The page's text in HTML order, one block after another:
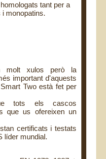
tant per a
monopatins.
molt xulos però la
important d'aquests
Two està fet per
tots els cascos
que us ofereixen un
certificats i testats
líder mundial.